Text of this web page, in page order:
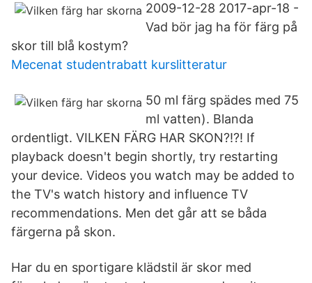
2009-12-28 2017-apr-18 -
Vad bör jag ha för färg på
skor till blå kostym?
Mecenat studentrabatt kurslitteratur
50 ml färg spädes med 75
ml vatten). Blanda
ordentligt. VILKEN FÄRG HAR SKON?!?! If
playback doesn't begin shortly, try restarting
your device. Videos you watch may be added to
the TV's watch history and influence TV
recommendations. Men det går att se båda
färgerna på skon.
Har du en sportigare klädstil är skor med